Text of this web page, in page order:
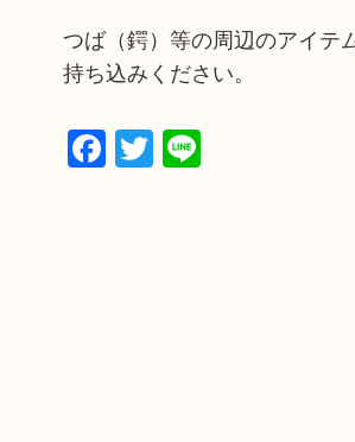
つば（鍔）等の周辺のアイテ
持ち込みください。
Facebook
Twitter
Line